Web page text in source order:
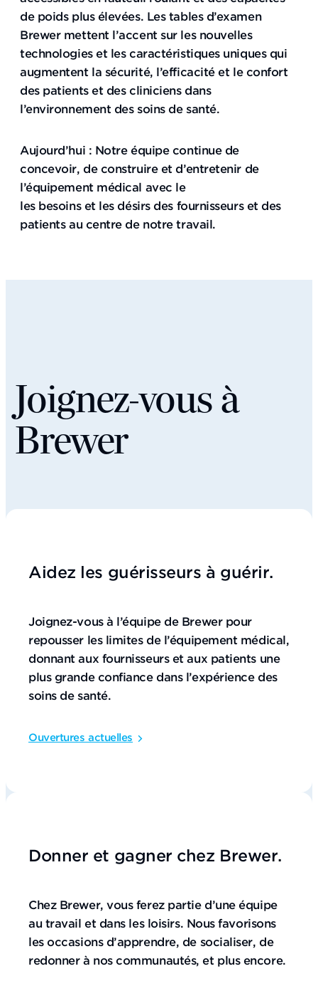
de poids plus élevées. Les tables d’examen
Brewer mettent l’accent sur les nouvelles
technologies et les caractéristiques uniques qui
augmentent la sécurité, l’efficacité et le confort
des patients et des cliniciens dans
l’environnement des soins de santé.
Aujourd’hui : Notre équipe continue de
concevoir, de construire et d’entretenir de
l’équipement médical avec le
les besoins et les désirs des fournisseurs et des
patients au centre de notre travail.
Joignez-vous à
Brewer
Aidez les guérisseurs à guérir.
Joignez-vous à l’équipe de Brewer pour
repousser les limites de l’équipement médical,
donnant aux fournisseurs et aux patients une
plus grande confiance dans l’expérience des
soins de santé.
Ouvertures actuelles
Donner et gagner chez Brewer.
Chez Brewer, vous ferez partie d’une équipe
au travail et dans les loisirs. Nous favorisons
les occasions d’apprendre, de socialiser, de
redonner à nos communautés, et plus encore.